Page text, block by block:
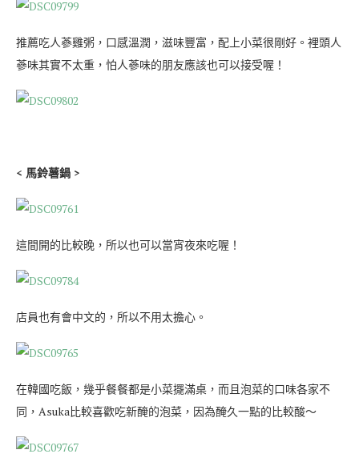
推薦吃人蔘雞粥，口感溫潤，滋味豐富，配上小菜很剛好。裡頭人
蔘味其實不太重，怕人蔘味的朋友應該也可以接受喔！
< 馬鈴薯鍋 >
這間開的比較晚，所以也可以當宵夜來吃喔！
店員也有會中文的，所以不用太擔心。
在韓國吃飯，幾乎餐餐都是小菜擺滿桌，而且泡菜的口味各家不
同，Asuka比較喜歡吃新醃的泡菜，因為醃久一點的比較酸～